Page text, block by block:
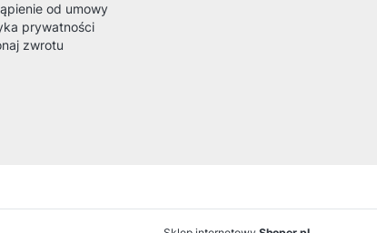
od umowy
prywatności
zwrotu